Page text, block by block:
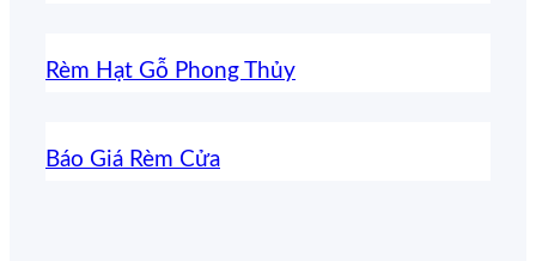
Rèm Hạt Gỗ Phong Thủy
Báo Giá Rèm Cửa